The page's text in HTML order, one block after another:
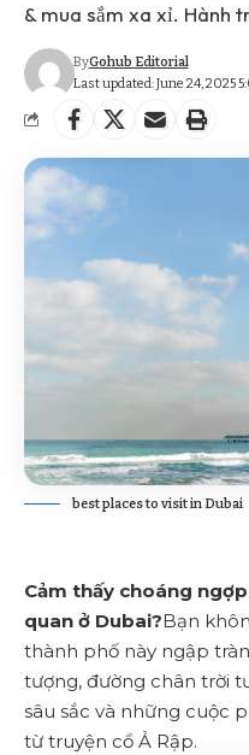
& mua sắm xa xỉ. Hành
Last updated: June 24, 2025
ByGohub Editorial
best places to visit in Dubai
Cảm thấy choáng
quan ở Dubai?Bạn
thành phố này ngập
tượng, đường chân trời
sâu sắc và những cuộc
từ truyện cổ Ả Rập.